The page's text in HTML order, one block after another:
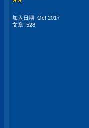
加入日期: Oct 2017
文章: 528